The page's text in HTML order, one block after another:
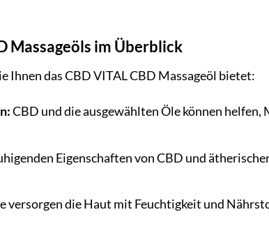
Massageöls im Überblick
Ihnen das CBD VITAL CBD Massageöl bietet:
CBD und die ausgewählten Öle können helfen,
Eigenschaften von CBD und
versorgen die Haut mit Feuchtigkeit und